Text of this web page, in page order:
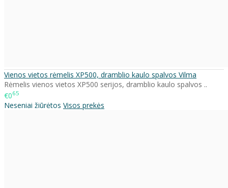
Vienos vietos rėmelis XP500, dramblio kaulo spalvos Vilma
Rėmelis vienos vietos XP500 serijos, dramblio kaulo spalvos ..
€065
Neseniai žiūrėtos Visos prekės